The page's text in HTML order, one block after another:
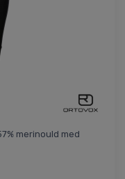
merinould med